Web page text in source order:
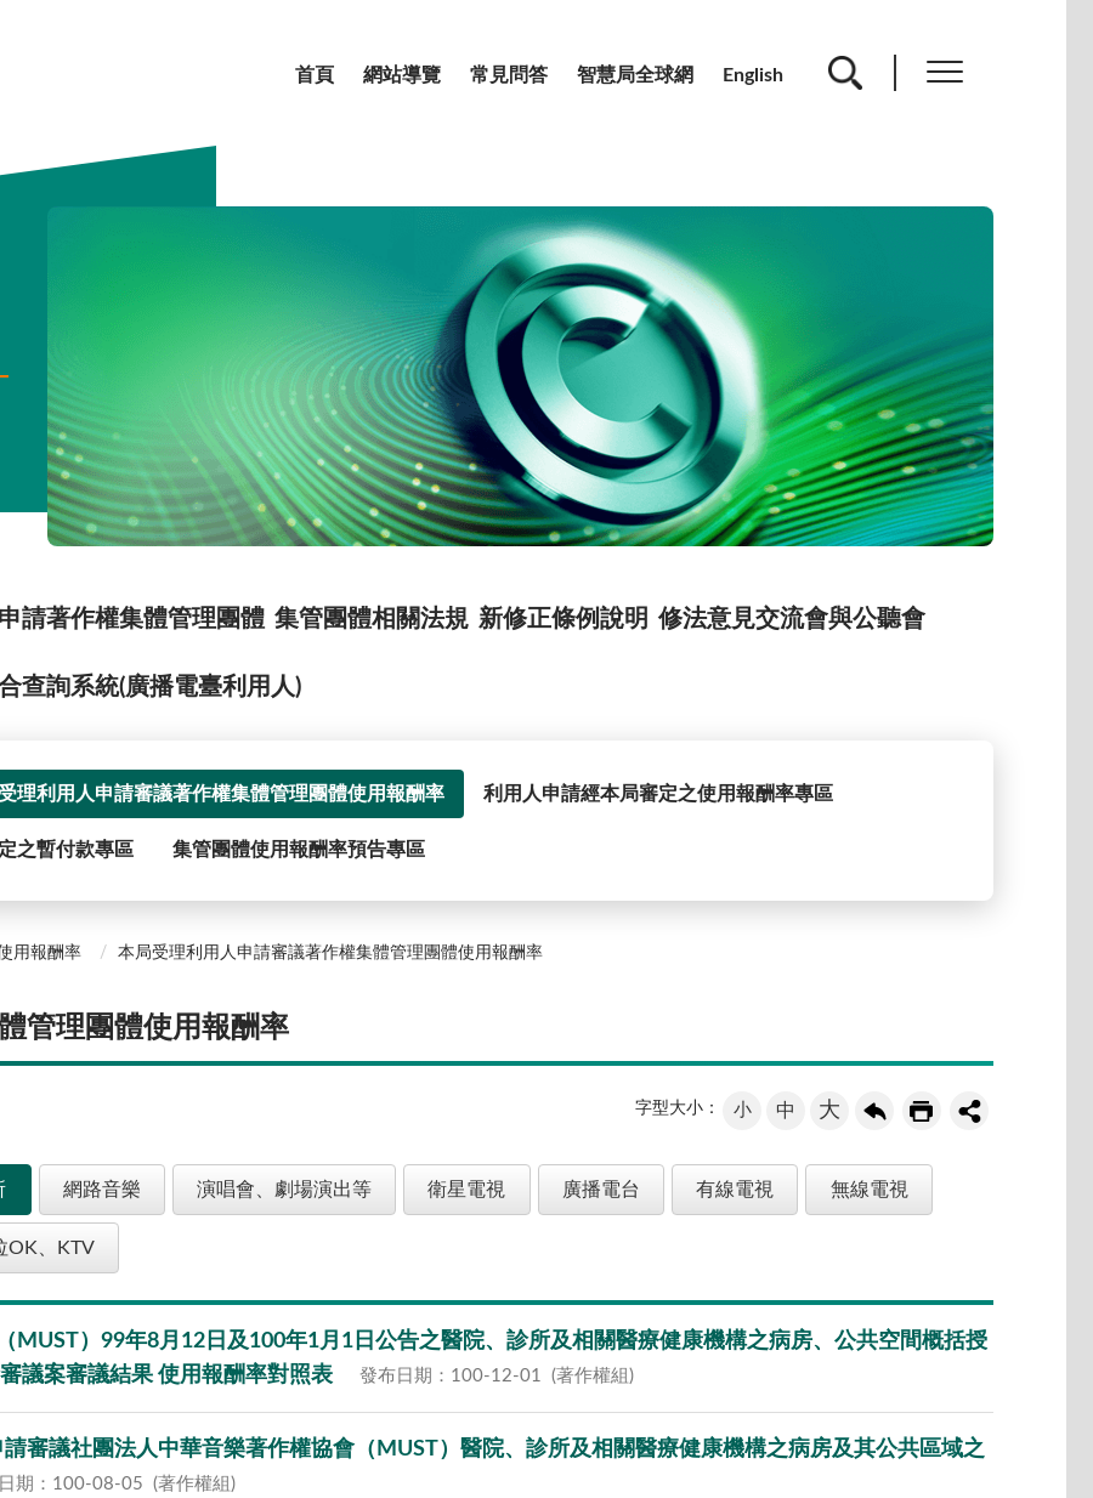
首頁 網站導覽 常見問答 智慧局全球網 English
理利用人申請審議著作權集體管理團體使用報酬率 利用人申請經本局審定之使用報酬率專區
之暫付款專區 集管團體使用報酬率預告專區
申請著作權集體管理團體 集管團體相關法規 新修正條例說明 修法意見交流會與公聽會
查詢系統(廣播電臺利用人)
用報酬率 本局受理利用人申請審議著作權集體管理團體使用報酬率
管理團體使用報酬率
字型大小： 小 中 大
網路音樂 演唱會、劇場演出等 衛星電視 廣播電台 有線電視 無線電視
OK、KTV
MUST）99年8月12日及100年1月1日公告之醫院、診所及相關醫療健康機構之病房、公共空間概括授
議案審議結果 使用報酬率對照表
發布日期：100-12-01 (著作權組)
審議社團法人中華音樂著作權協會（MUST）醫院、診所及相關醫療健康機構之病房及其公共區域之
期：100-08-05 (著作權組)